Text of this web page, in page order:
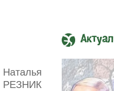
Наталья
РЕЗНИК